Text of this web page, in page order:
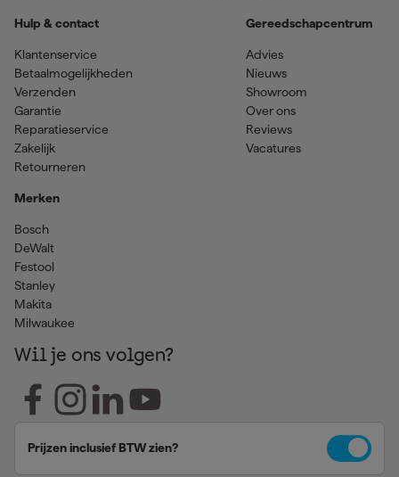
Hulp & contact
Klantenservice
Betaalmogelijkheden
Verzenden
Garantie
Reparatieservice
Zakelijk
Retourneren
Merken
Bosch
DeWalt
Festool
Stanley
Makita
Milwaukee
Gereedschapcentrum
Advies
Nieuws
Showroom
Over ons
Reviews
Vacatures
Wil je ons volgen?
Prijzen inclusief BTW zien?